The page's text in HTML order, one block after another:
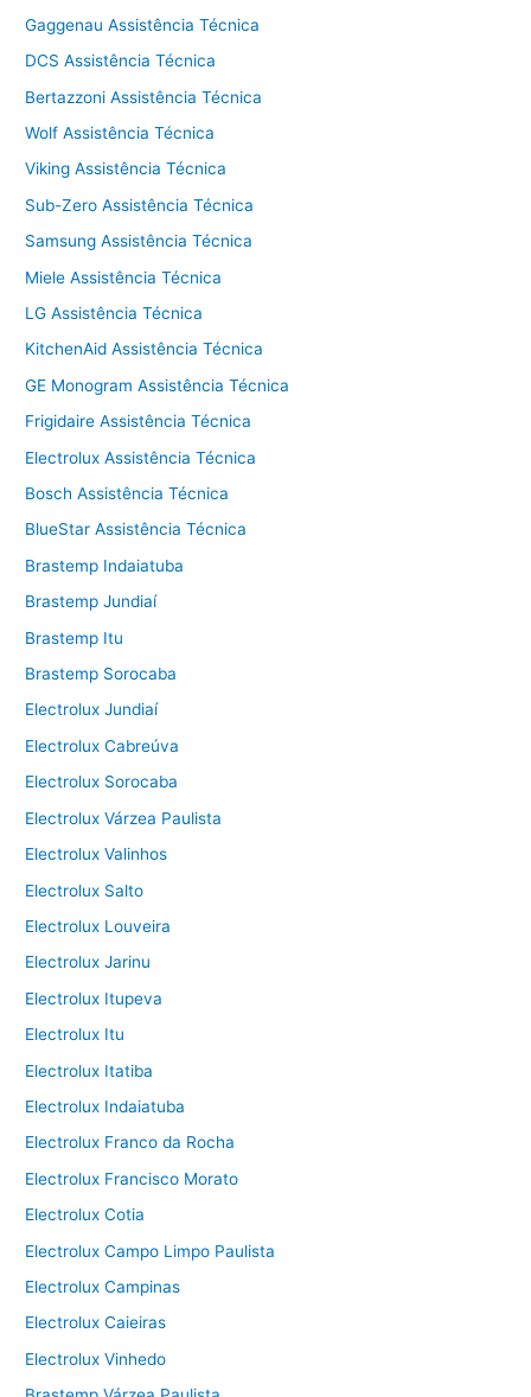
Gaggenau Assistência Técnica
DCS Assistência Técnica
Bertazzoni Assistência Técnica
Wolf Assistência Técnica
Viking Assistência Técnica
Sub-Zero Assistência Técnica
Samsung Assistência Técnica
Miele Assistência Técnica
LG Assistência Técnica
KitchenAid Assistência Técnica
GE Monogram Assistência Técnica
Frigidaire Assistência Técnica
Electrolux Assistência Técnica
Bosch Assistência Técnica
BlueStar Assistência Técnica
Brastemp Indaiatuba
Brastemp Jundiaí
Brastemp Itu
Brastemp Sorocaba
Electrolux Jundiaí
Electrolux Cabreúva
Electrolux Sorocaba
Electrolux Várzea Paulista
Electrolux Valinhos
Electrolux Salto
Electrolux Louveira
Electrolux Jarinu
Electrolux Itupeva
Electrolux Itu
Electrolux Itatiba
Electrolux Indaiatuba
Electrolux Franco da Rocha
Electrolux Francisco Morato
Electrolux Cotia
Electrolux Campo Limpo Paulista
Electrolux Campinas
Electrolux Caieiras
Electrolux Vinhedo